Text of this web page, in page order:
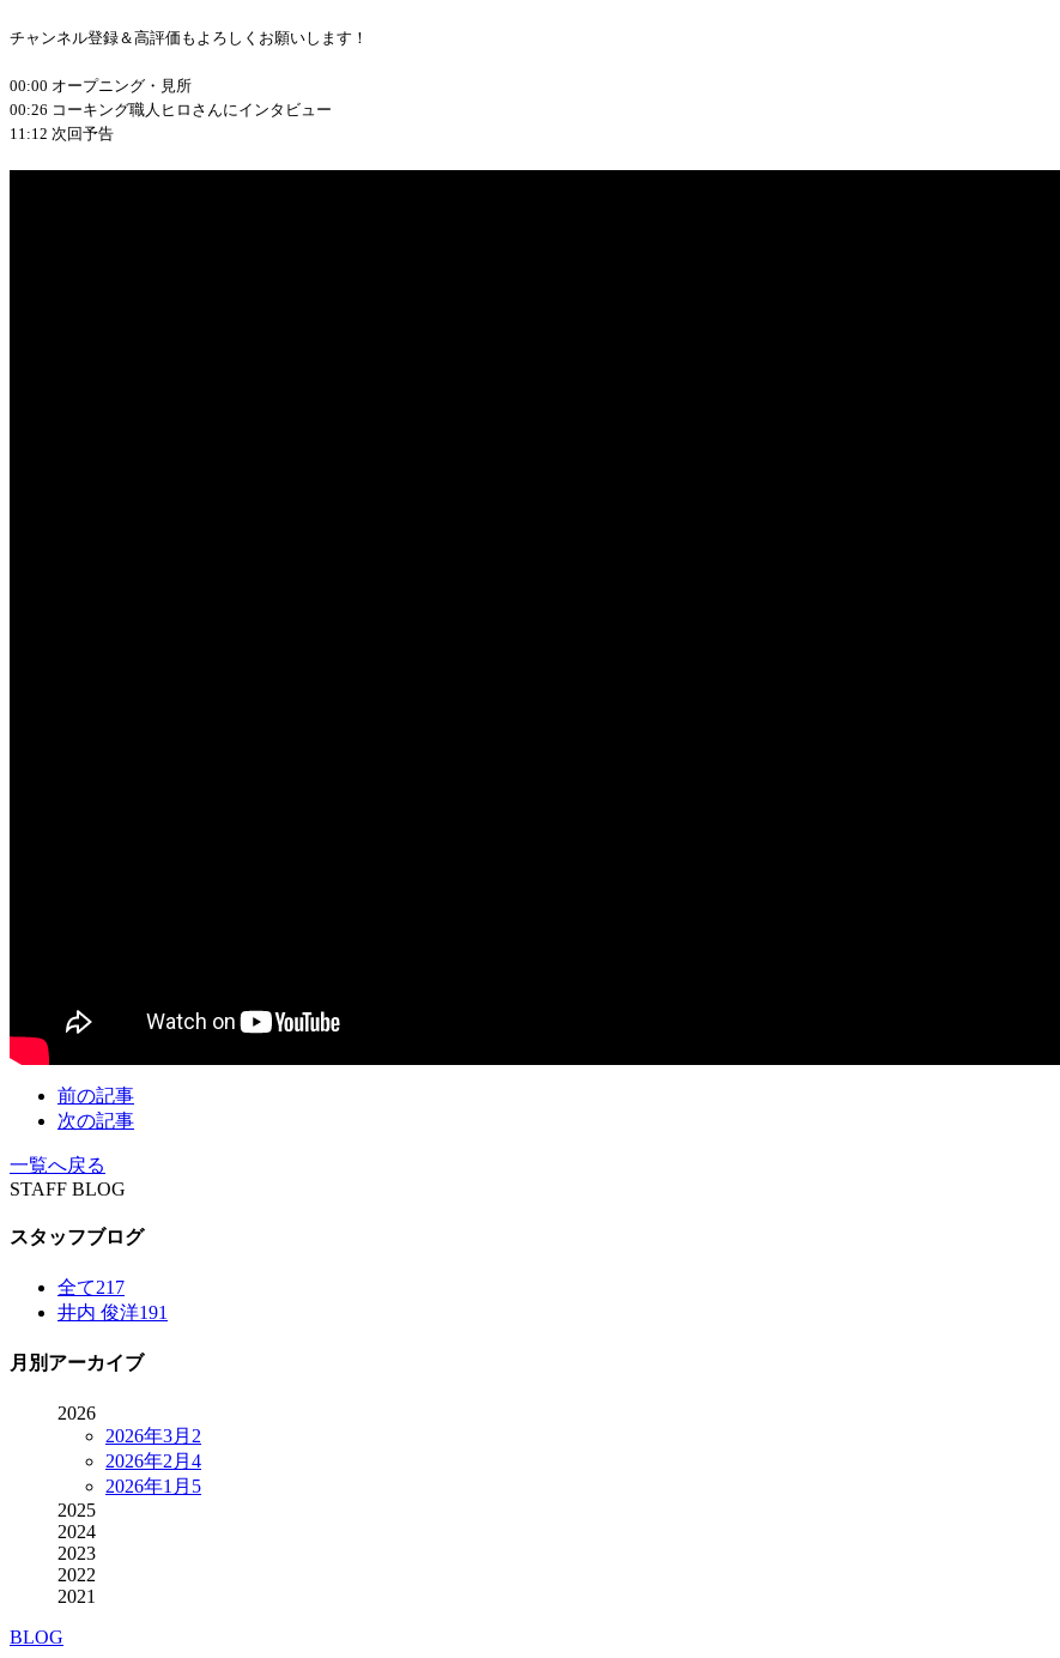
チャンネル登録＆高評価もよろしくお願いします！
00:00 オープニング・見所
00:26 コーキング職人ヒロさんにインタビュー
11:12 次回予告
前の記事
次の記事
一覧へ戻る
STAFF BLOG
スタッフブログ
全て217
井内 俊洋191
月別アーカイブ
2026
2026年3月 2
2026年2月 4
2026年1月 5
2025
2024
2023
2022
2021
BLOG